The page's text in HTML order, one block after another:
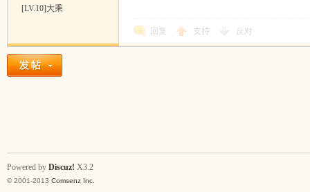
[LV.10]大乘
回复 支持 反对
Powered by Discuz! X3.2
© 2001-2013 Comsenz Inc.